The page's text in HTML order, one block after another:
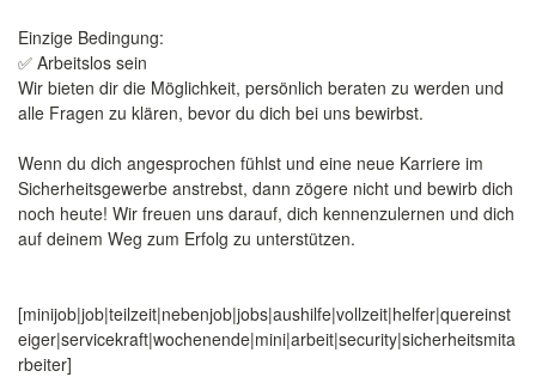
Einzige Bedingung:
✅ Arbeitslos sein
Wir bieten dir die Möglichkeit, persönlich beraten zu werden und
alle Fragen zu klären, bevor du dich bei uns bewirbst.
Wenn du dich angesprochen fühlst und eine neue Karriere im
Sicherheitsgewerbe anstrebst, dann zögere nicht und bewirb dich
noch heute! Wir freuen uns darauf, dich kennenzulernen und dich
auf deinem Weg zum Erfolg zu unterstützen.
[minijob|job|teilzeit|nebenjob|jobs|aushilfe|vollzeit|helfer|quereinst
eiger|servicekraft|wochenende|mini|arbeit|security|sicherheitsmita
rbeiter]